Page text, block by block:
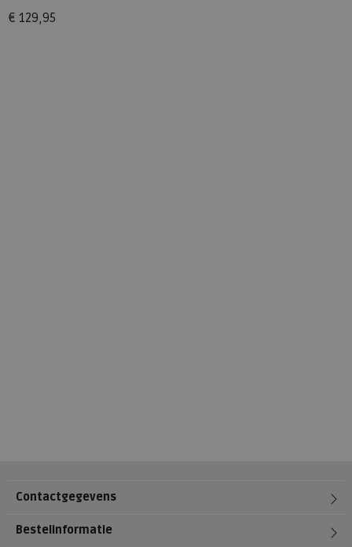
€ 129,95
Contactgegevens
Bestelinformatie